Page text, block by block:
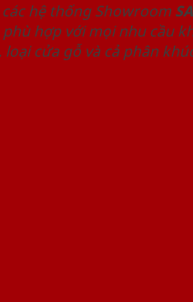
hệ thống Showroom
hợp với mọi nhu cầu
cửa gỗ và cả phân